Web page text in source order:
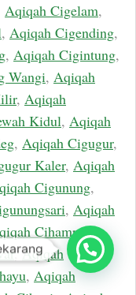
Aqiqah Cigelam,
, Aqiqah Cigending,
, Aqiqah Cigintung,
Wangi, Aqiqah
, Aqiqah
Kidul, Aqiqah
, Aqiqah Cigugur,
Kaler, Aqiqah
Cigunung,
, Aqiqah
Cihampelas,
,Aqiqah
, Aqiqah